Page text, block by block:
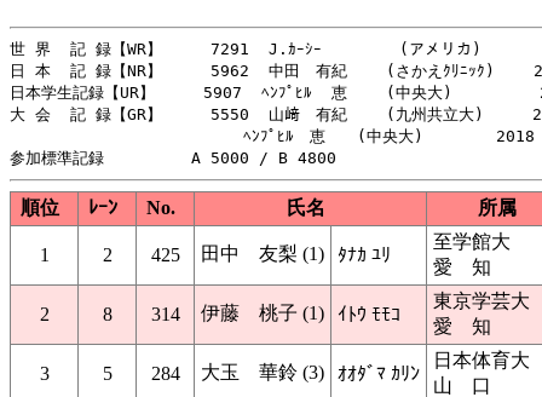
世 界  記 録【WR】     7291  J.ｶｰｼｰ        (アメリカ)
日 本  記 録【NR】     5962  中田　有紀    (さかえｸﾘﾆｯｸ)
日本学生記録【UR】     5907  ﾍﾝﾌﾟﾋﾙ  恵    (中央大)
大 会  記 録【GR】     5550  山﨑　有紀    (九州共立大)
ﾍﾝﾌﾟﾋﾙ　恵　　(中央大)　　　　 2018
順位 ﾚｰﾝ No. 氏名 所属
1 2 425 田中 友梨 (1) ﾀﾅｶ ﾕﾘ
至学館大
愛 知
2 8 314 伊藤 桃子 (1) ｲﾄｳ ﾓﾓｺ
東京学芸大
愛 知
3 5 284 大玉 華鈴 (3) ｵｵﾀﾞﾏ ｶﾘﾝ
日本体育大
山 口